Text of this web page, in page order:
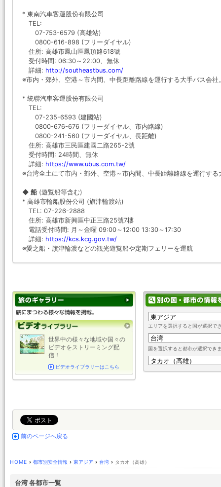
* 東南汽車客運股份有限公司
TEL:
07-753-6579 (高雄站)
0800-616-898 (フリーダイヤル)
住所: 高雄市鳳山區鳳頂路618號
受付時間: 06:30～22:00、無休
詳細: http://southeastbus.com/
※市内・郊外、空港～市内間、中長距離路線を運行する大手バス会社
* 統聯汽車客運股份有限公司
TEL:
07-235-6593 (建國站)
0800-676-676 (フリーダイヤル、市内路線)
0800-241-560 (フリーダイヤル、長距離)
住所: 高雄市三民區建國二路265-2號
受付時間: 24時間、無休
詳細: https://www.ubus.com.tw/
※台湾全土にて市内・郊外、空港～市内間、中長距離路線を運行する
◆ 船 (遊覧船等含む)
* 高雄市輪船股份公司 (旗津輪渡站)
TEL: 07-226-2888
住所: 高雄市新興區中正三路25號7樓
電話受付時間: 月～金曜 09:00～12:00 13:30～17:30
詳細: https://kcs.kcg.gov.tw/
※愛之船・旗津輪渡などの観光遊覧船や定期フェリーを運航
エリアを選択すると国が選択で
国を選択すると都市が選択でき
世界中の様々な地域や国々の
ビデオをストリーミング配
信！
ビデオライブラリーはこちら
前のページへ戻る
HOME › 都市別安全情報 › 東アジア › 台湾 › タカオ（高雄）
台湾 各都市一覧